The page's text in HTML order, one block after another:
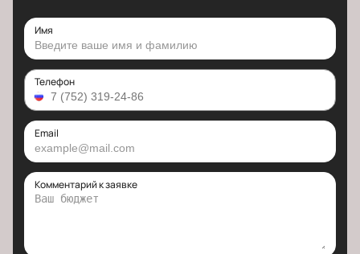
Имя
Телефон
Email
Комментарий к заявке